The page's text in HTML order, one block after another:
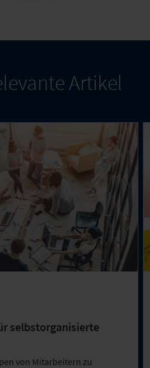
Artikel
selbstorganisierte
von Mitarbeitern zu